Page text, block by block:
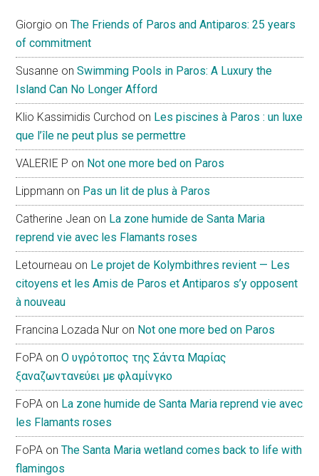
Giorgio onThe Friends of Paros and Antiparos: 25 years
of commitment
Susanne onSwimming Pools in Paros: A Luxury the
Island Can No Longer Afford
Klio Kassimidis Curchod on Les piscines à Paros : un luxe
que l’île ne peut plus se permettre
VALERIE P on Not one more bed on Paros
Lippmann on Pas un lit de plus à Paros
Catherine Jean on La zone humide de Santa Maria
reprend vie avec les Flamants roses
Letourneau on Le projet de Kolymbithres revient — Les
citoyens et les Amis de Paros et Antiparos s’y opposent
à nouveau
Francina Lozada Nur on Not one more bed on Paros
FoPA onΟ υγρότοπος της Σάντα Μαρίας
ξαναζωντανεύει με φλαμίνγκο
FoPA on La zone humide de Santa Maria reprend vie avec
les Flamants roses
FoPA onThe Santa Maria wetland comes back to life with
flamingos